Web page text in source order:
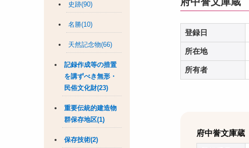
史跡(90)
名勝(10)
天然記念物(66)
記録作成等の措置
を講ずべき無形・
民俗文化財(23)
重要伝統的建造物
群保存地区(1)
保存技術(2)
登録日
所在地
所有者
府中誉文庫蔵